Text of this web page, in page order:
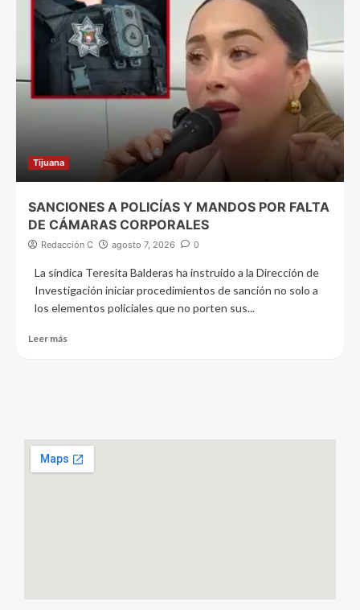
Tijuana
SANCIONES A POLICÍAS Y MANDOS POR FALTA
DE CÁMARAS CORPORALES
Redacción C agosto 7, 2026 0
La síndica Teresita Balderas ha instruido a la Dirección de
Investigación iniciar procedimientos de sanción no solo a
los elementos policiales que no porten sus...
Leer más